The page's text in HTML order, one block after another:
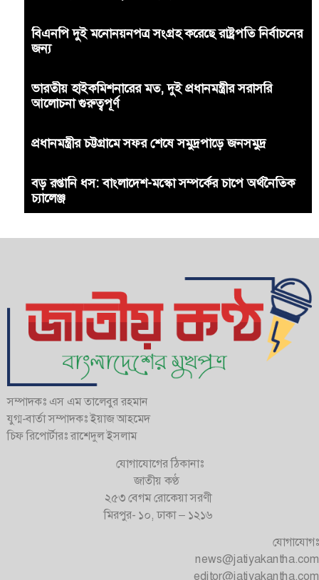
বিএনপি দুই মনোনয়নপত্র সংগ্রহ করেছে রাষ্ট্রপতি নির্বাচনের
জন্য
ভারতীয় হাইকমিশনারের মত, দুই প্রধানমন্ত্রীর সরাসরি
আলোচনা গুরুত্বপূর্ণ
প্রধানমন্ত্রীর চট্টগ্রামে সফর শেষে সমুদ্রপাড়ে জনসমুদ্র
বড় রপ্তানি ধস: বাংলাদেশ-মস্কো সম্পর্কের চাপে অর্থনৈতিক
চ্যালেঞ্জ
সম্পাদকঃ এস এম তালেবুর রহমান
যুগ্ম-বার্তা সম্পাদকঃ ইয়াজ আহমেদ
চিফ রিপোর্টারঃ রাশেদুল ইসলাম
যোগাযোগের ঠিকানাঃ
জাতীয় কণ্ঠ
২৫৩ বেগম রোকেয়া সরণী
মিরপুর- ১০, ঢাকা – ১২১৬
যোগাযোগঃ
news@jatiyakantha.com
editor@jatiyakantha.com